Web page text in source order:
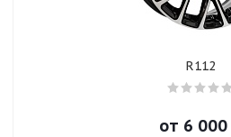
R112
от 6 000